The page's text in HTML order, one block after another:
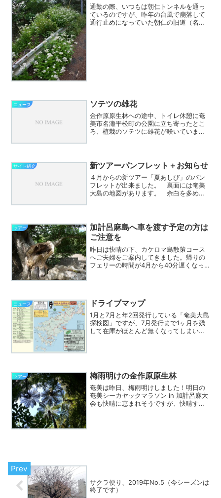
通勤の際、いつもは朝仁トンネルを通っ
ているのですが、昨年の台風で崩落して
通行止めになっていた朝仁の旧道（名瀬
ニュース ソテツの雄花
金作原原生林への途中、トイレ休憩に奄
美市名瀬平松町の公園に立ち寄ったとこ
ろ、植栽のソテツに雄花が咲いていまし
梅雨明け間近です。ソテツ...
サイト紹介 新ツアーパンフレット＋お知らせ
４月からの新ツアー「夏あしび」のパン
フレットが出来ました。 裏面には奄美
大島の地図があります。 余白を多めに
ラソ奄美の竜宮」が今月か...
ツアー
加計呂麻島へ車を渡す予定の方は
ご注意を
昨日は快晴の下、カケロマ島散策コース
へご夫婦をご案内してきました。帰りの
フェリーの時間が4月から40分遅くなっ
ニュース ドライブマップ
1月と7月と年2回発行している「奄美大島
探検図」ですが、7月発行まで1ヶ月を残
して在庫がほとんど無くなってしまいま
ツアー 梅雨明けの金作原原生林
奄美は昨日、梅雨明けしました！明日の
奄美シーカヤックマラソン in 加計呂麻大
会も快晴に恵まれそうですが、快晴すぎ
サクラ便り、2019年No.5（今シーズンは
終了です）